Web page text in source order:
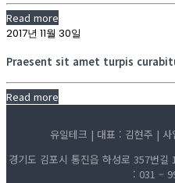
Read more
2017년 11월 30일
Praesent sit amet turpis
Read more
유일테크 | 대표 : 김현주 |
경기도 김포시 통진읍 하성로 357번
: 031 –